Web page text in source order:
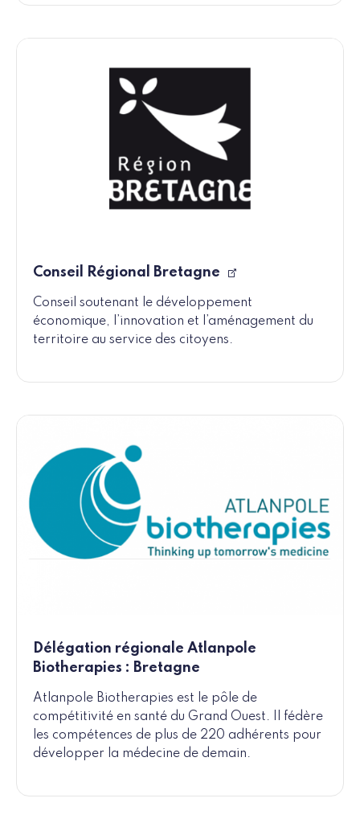
Conseil Régional Bretagne
Conseil soutenant le développement
économique, l’innovation et l’aménagement du
territoire au service des citoyens.
Délégation régionale Atlanpole
Biotherapies : Bretagne
Atlanpole Biotherapies est le pôle de
compétitivité en santé du Grand Ouest. Il fédère
les compétences de plus de 220 adhérents pour
développer la médecine de demain.